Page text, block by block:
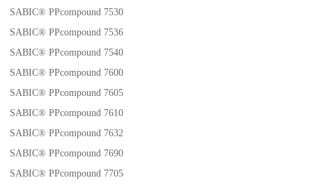
SABIC® PPcompound 7530
SABIC® PPcompound 7536
SABIC® PPcompound 7540
SABIC® PPcompound 7600
SABIC® PPcompound 7605
SABIC® PPcompound 7610
SABIC® PPcompound 7632
SABIC® PPcompound 7690
SABIC® PPcompound 7705